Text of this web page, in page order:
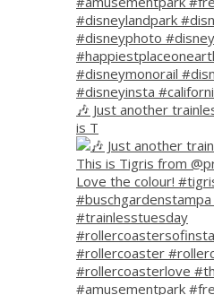
🎶 Just another
is T